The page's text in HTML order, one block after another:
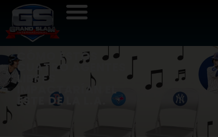
CÓMO ESTOS
CUATRO AGENTES
LIBRES
IMPACTARÍAN EL
ESTE DE LA L.A.